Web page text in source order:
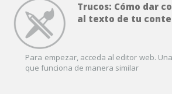
Trucos: Cómo dar
al texto de tu
Para empezar, acceda al editor web.
que funciona de manera similar